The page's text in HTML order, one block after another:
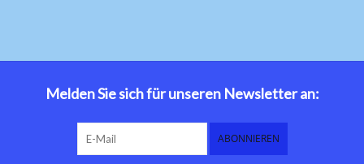
Melden Sie sich für unseren Newsletter an:
ABONNIEREN